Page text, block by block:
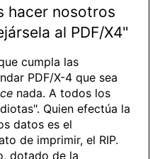
hacer nosotros
al PDF/X4"
cumpla las
PDF/X-4 que sea
nada. A todos los
Quien efectúa la
datos es el
de imprimir, el RIP.
dotado de la